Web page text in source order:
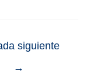
siguiente
→